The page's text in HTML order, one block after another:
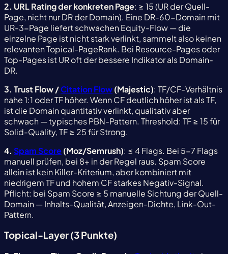
2. URL Rating der konkreten Page: ≥ 15 (UR der Quell-
Page, nicht nur DR der Domain). Eine DR-60-Domain mit
UR-3-Page liefert schwachen Equity-Flow — die
einzelne Page ist nicht stark verlinkt, sammelt also keinen
relevanten Topical-PageRank. Bei Resource-Pages oder
Top-Pages ist UR oft der bessere Indikator als Domain-
DR.
3. Trust Flow /Citation Flow(Majestic): TF/CF-Verhältnis
nahe 1:1 oder TF höher. Wenn CF deutlich höher ist als TF,
ist die Domain quantitativ verlinkt, qualitativ aber
schwach — typisches PBN-Pattern. Threshold: TF ≥ 15 für
Solid-Quality, TF ≥ 25 für Strong.
4. Spam Score(Moz/Semrush): ≤ 4 Flags. Bei 5-7 Flags
manuell prüfen, bei 8+ in der Regel raus. Spam Score
allein ist kein Killer-Kriterium, aber kombiniert mit
niedrigem TF und hohem CF starkes Negativ-Signal.
Pflicht: bei Spam Score ≥ 5 manuelle Sichtung der Quell-
Domain — Inhalts-Qualität, Anzeigen-Dichte, Link-Out-
Pattern.
Topical-Layer (3 Punkte)